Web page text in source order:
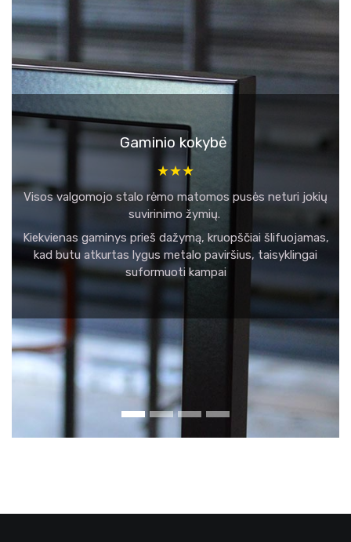
Gaminio kokybė
★★★
Visos valgomojo stalo rėmo matomos pusės neturi jokių
suvirinimo žymių.
Kiekvienas gaminys prieš dažymą, kruopščiai šlifuojamas,
kad butu atkurtas lygus metalo paviršius, taisyklingai
suformuoti kampai